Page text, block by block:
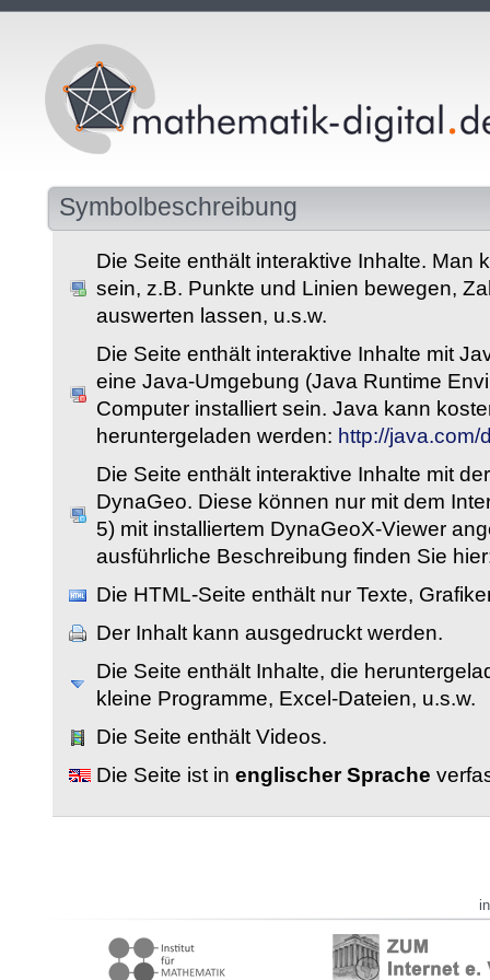
Symbolbeschreibung
Die Seite enthält interaktive Inhalte. Man
sein, z.B. Punkte und Linien bewegen,
auswerten lassen, u.s.w.
Die Seite enthält interaktive Inhalte mit
eine Java-Umgebung (Java Runtime
Computer installiert sein. Java kann
heruntergeladen werden: http://
Die Seite enthält interaktive Inhalte mit
DynaGeo. Diese können nur mit dem
5) mit installiertem DynaGeoX-Viewer
ausführliche Beschreibung finden Sie
Die HTML-Seite enthält nur Texte,
Der Inhalt kann ausgedruckt werden.
Die Seite enthält Inhalte, die
kleine Programme, Excel-Dateien, u.s.w.
Die Seite enthält Videos.
Die Seite ist in englischer Sprache